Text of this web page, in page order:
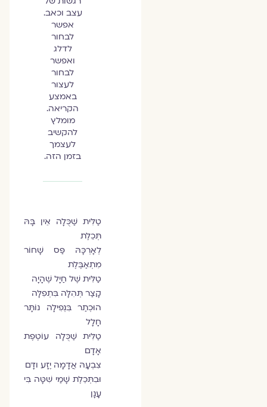
עצב וכאב.
אפשר
לבחור
לדלג
ואפשר
לבחור
לעצור
באמצע
הקריאה.
מומלץ
להקשיב
לעצמך
בזמן הזה.
טַלִּית שַׁכֻּלָה אֵין בָּהּ
תְּכֵלֶת
לְאָרְכָּהּ פַּס שָׁחוֹר
מִתְאַבֶּלֶת
טַלִּית שֶׁל חַיָל שֶׁהָיָה
קָצַר תְּהִלָּה בִּתְפִלָּה
הוּכְתַר בִּנְפִילָה נוֹתָּר
חָלָל
טַלִּית שַׁכֻּלָה עוֹטֶפֶת
אָדָם
צִבְעָהּ אֲדָמָה יֶזָע ודָּם
וּבִתְּכֵלֶת שָׁמַי שִׁטָּה בִּי
עָנָן